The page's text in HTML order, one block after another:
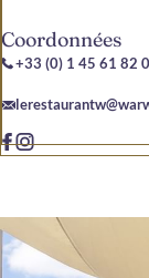
Coordonnées
+33 (0) 1 45 61 82